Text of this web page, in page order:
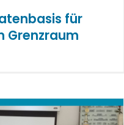
für
Grenzraum